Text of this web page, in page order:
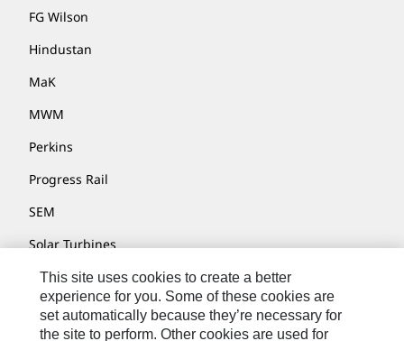
FG Wilson
Hindustan
MaK
MWM
Perkins
Progress Rail
SEM
Solar Turbines
SPM Oil & Gas
Turner Powertrain Systems
This site uses cookies to create a better
experience for you. Some of these cookies are
set automatically because they’re necessary for
the site to perform. Other cookies are used for